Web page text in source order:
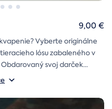
Vyberte originálne
lósu zabaleného v
svoj darček
stierania. Jedno je isté, u
9,00 €